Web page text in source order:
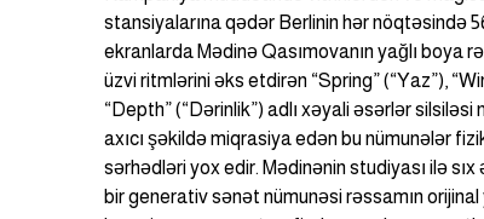
stansiyalarına qədər Berlinin hər nöqtəsində
ekranlarda Mədinə Qasımovanın yağlı boya
üzvi ritmlərini əks etdirən “Spring” (“Yaz”),
“Depth” (“Dərinlik”) adlı xəyali əsərlər
axıcı şəkildə miqrasiya edən bu nümunələr
sərhədləri yox edir. Mədinənin studiyası ilə
bir generativ sənət nümunəsi rəssamın